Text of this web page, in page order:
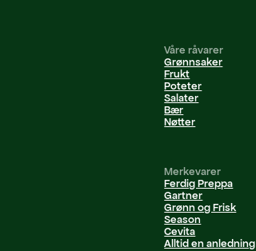
Våre råvarer
Grønnsaker
Frukt
Poteter
Salater
Bær
Nøtter
Merkevarer
Ferdig Preppa
Gartner
Grønn og Frisk
Season
Cevita
Alltid en anledning